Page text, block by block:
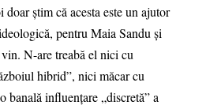
știm că acesta este un ajutor
pentru Maia Sandu și
N-are treabă el nici cu
hibrid”, nici măcar cu
banală influențare „discretă” a